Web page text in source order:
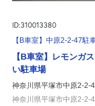
ID:310013380
【B車室】中原2-2-47駐
【B車室】レモンガ
い駐車場
神奈川県平塚市中原2-2-
神奈川県平塚市中原2-2-